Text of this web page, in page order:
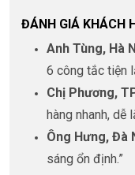
ĐÁNH GIÁ KHÁCH
Anh Tùng, Hà
6 công tắc tiện
Chị Phương,
hàng nhanh, dễ
Ông Hưng, Đà
sáng ổn định.”